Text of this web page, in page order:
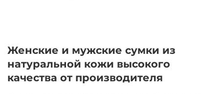
Женские и мужские сумки из
натуральной кожи высокого
качества от производителя